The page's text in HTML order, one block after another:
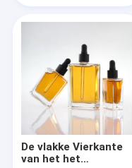
De vlakke Vierkante
van het het